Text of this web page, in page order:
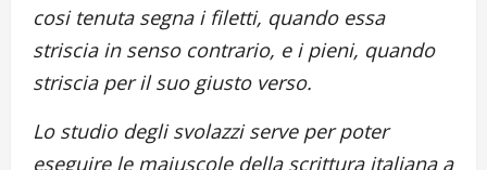
cosi tenuta segna i filetti, quando essa
striscia in senso contrario, e i pieni, quando
striscia per il suo giusto verso.
Lo studio degli svolazzi serve per poter
eseguire le maiuscole della scrittura italiana a